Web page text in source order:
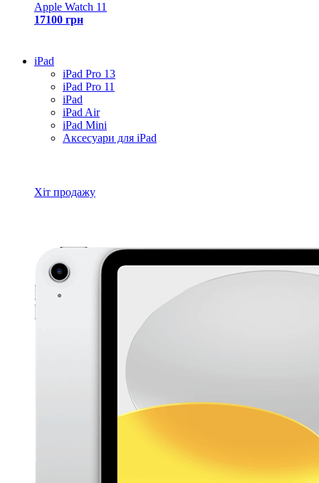
Apple Watch 11
17100 грн
iPad
iPad Pro 13
iPad Pro 11
iPad
iPad Air
iPad Mini
Аксесуари для iPad
Хіт продажу